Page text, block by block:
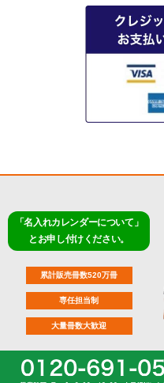
「名入れカレンダーについて」
とお申し付けください。
累計販売冊数520万冊
専任担当制
大量冊数大歓迎